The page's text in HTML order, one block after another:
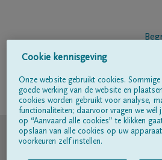
Volg ons op
© DELA
Cookie kennisgeving
Onze website gebruikt cookies.
goede werking van de website en
cookies worden gebruikt voor analyse,
functionaliteiten; daarvoor vragen we
op “Aanvaard alle cookies” te klikken
opslaan van alle cookies op uw
voorkeuren zelf instellen.